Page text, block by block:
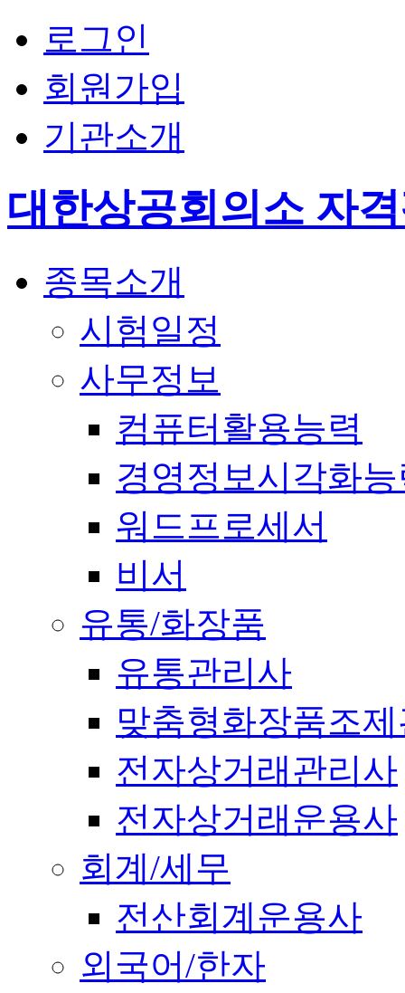
로그인
회원가입
기관소개
대한상공회의소 자
종목소개
시험일정
사무정보
컴퓨터활용능력
경영정보시각화
워드프로세서
비서
유통/화장품
유통관리사
맞춤형화장품조
전자상거래관리사
전자상거래운용사
회계/세무
전산회계운용사
외국어/한자